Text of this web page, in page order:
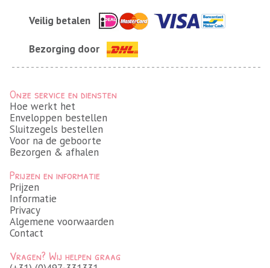
Veilig betalen
Bezorging door
Onze service en diensten
Hoe werkt het
Enveloppen bestellen
Sluitzegels bestellen
Voor na de geboorte
Bezorgen & afhalen
Prijzen en informatie
Prijzen
Informatie
Privacy
Algemene voorwaarden
Contact
Vragen? Wij helpen graag